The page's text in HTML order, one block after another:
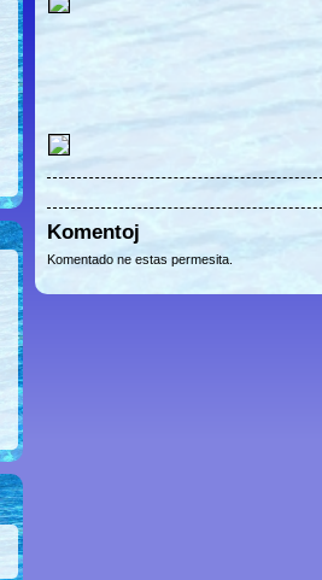
Komentoj
Komentado ne estas permesita.